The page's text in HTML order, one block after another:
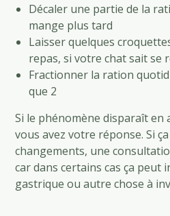
Décaler une partie de la
mange plus tard
Laisser quelques
repas, si votre chat sait se
Fractionner la ration
que 2
Si le phénomène disparaît en
vous avez votre réponse. Si
changements, une
car dans certains cas ça peut
gastrique ou autre chose à